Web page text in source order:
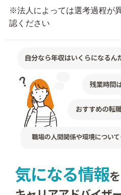
※法人によっては選考過程が
認ください